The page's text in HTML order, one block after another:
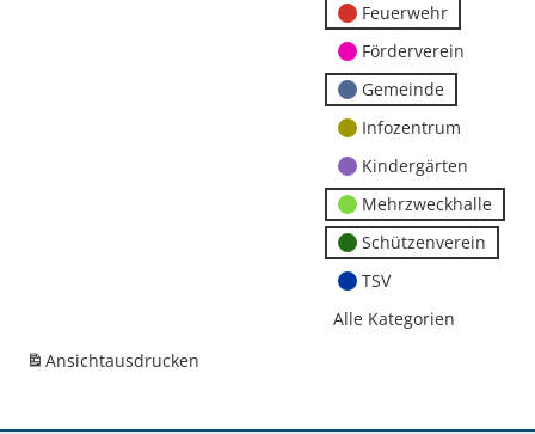
Feuerwehr
Förderverein
Gemeinde
Infozentrum
Kindergärten
Mehrzweckhalle
Schützenverein
TSV
Alle Kategorien
Ansichtausdrucken